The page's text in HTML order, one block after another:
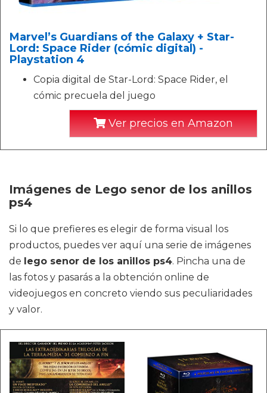
Marvel’s Guardians of the Galaxy + Star-
Lord: Space Rider (cómic digital) -
Playstation 4
Copia digital de Star-Lord: Space Rider, el
cómic precuela del juego
Ver precios en Amazon
Imágenes de Lego senor de los anillos
ps4
Si lo que prefieres es elegir de forma visual los
productos, puedes ver aquí una serie de imágenes
de lego senor de los anillos ps4. Pincha una de
las fotos y pasarás a la obtención online de
videojuegos en concreto viendo sus peculiaridades
y valor.